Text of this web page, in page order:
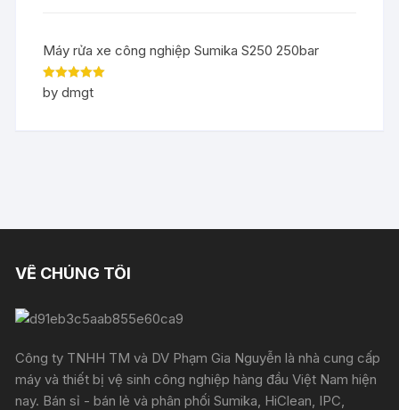
Máy rửa xe công nghiệp Sumika S250 250bar
Rated5out
of 5
by dmgt
VỀ CHÚNG TÔI
Công ty TNHH TM và DV Phạm Gia Nguyễn là nhà cung cấp
máy và thiết bị vệ sinh công nghiệp hàng đầu Việt Nam hiện
nay. Bán sỉ - bán lẻ và phân phối Sumika, HiClean, IPC,